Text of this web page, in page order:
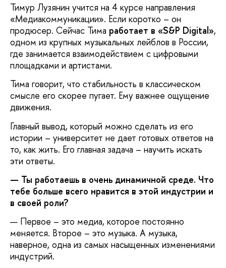
Тимур Лузянин учится на 4 курсе направления
«Медиакоммуникации». Если коротко – он
продюсер. Сейчас Тима работает в «S&P Digital»,
одном из крупных музыкальных лейблов в России,
где занимается взаимодействием с цифровыми
площадками и артистами.
Тима говорит, что стабильность в классическом
смысле его скорее пугает. Ему важнее ощущение
движения.
Главный вывод, который можно сделать из его
истории – университет не дает готовых ответов на
то, как жить. Его главная задача – научить искать
эти ответы.
— Ты работаешь в очень динамичной среде. Что
тебе больше всего нравится в этой индустрии и
в своей роли?
— Первое – это медиа, которое постоянно
меняется. Второе – это музыка. А музыка,
наверное, одна из самых насыщенных изменениями
индустрий.